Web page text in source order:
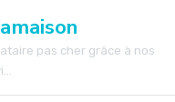
pas cher grâce à nos